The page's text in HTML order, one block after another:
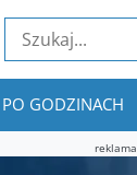
PO GODZINACH
reklama